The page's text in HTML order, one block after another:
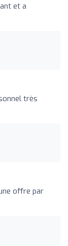
et a
très
offre par